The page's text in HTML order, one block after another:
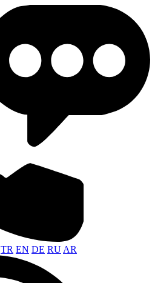
TR EN DE RU AR